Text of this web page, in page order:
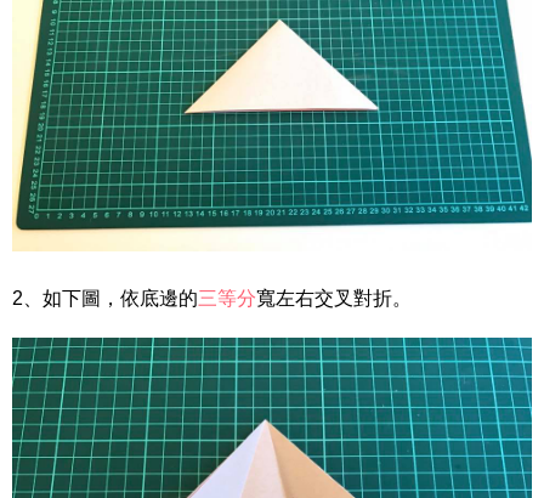
2、如下圖，依底邊的三等分寬左右交叉對折。